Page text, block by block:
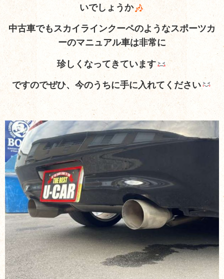
いでしょうか
中古車でもスカイラインクーペのようなスポーツカ
ーのマニュアル車は非常に
珍しくなってきています
ですのでぜひ、今のうちに手に入れてください